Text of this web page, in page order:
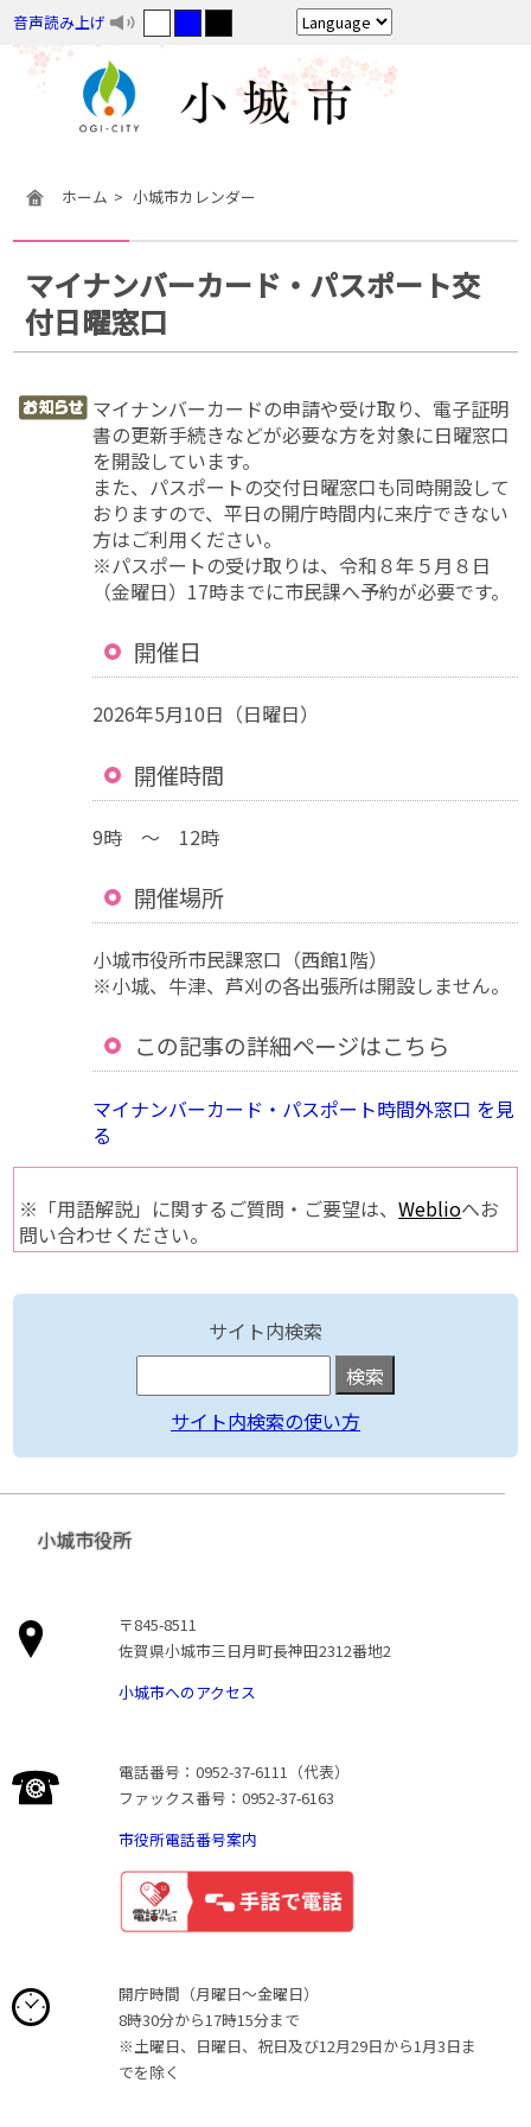
音声読み上げ
ホーム 小城市カレンダー
マイナンバーカード・パスポート交
付日曜窓口
マイナンバーカードの申請や受け取り、電子証明
書の更新手続きなどが必要な方を対象に日曜窓口
を開設しています。
また、パスポートの交付日曜窓口も同時開設して
おりますので、平日の開庁時間内に来庁できない
方はご利用ください。
※パスポートの受け取りは、令和８年５月８日
（金曜日）17時までに市民課へ予約が必要です。
開催日
2026年5月10日（日曜日）
開催時間
9時 ～ 12時
開催場所
小城市役所市民課窓口（西館1階）
※小城、牛津、芦刈の各出張所は開設しません。
この記事の詳細ページはこちら
マイナンバーカード・パスポート時間外窓口 を見
る
※「用語解説」に関するご質問・ご要望は、Weblioへお
問い合わせください。
サイト内検索
サイト内検索の使い方
小城市役所
〒845-8511
佐賀県小城市三日月町長神田2312番地2
小城市へのアクセス
電話番号：0952-37-6111（代表）
ファックス番号：0952-37-6163
市役所電話番号案内
開庁時間（月曜日〜金曜日）
8時30分から17時15分まで
※土曜日、日曜日、祝日及び12月29日から1月3日ま
でを除く